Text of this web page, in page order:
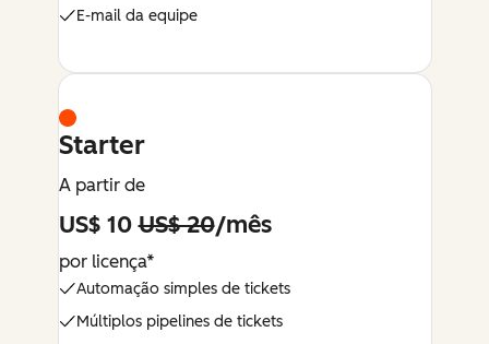
E-mail da equipe
Starter
A partir de
US$ 10US$ 20/mês
por licença*
Automação simples de tickets
Múltiplos pipelines de tickets